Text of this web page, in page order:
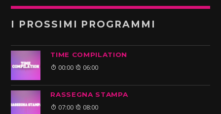
I PROSSIMI PROGRAMMI
TIME COMPILATION
00:00 06:00
RASSEGNA STAMPA
07:00 08:00